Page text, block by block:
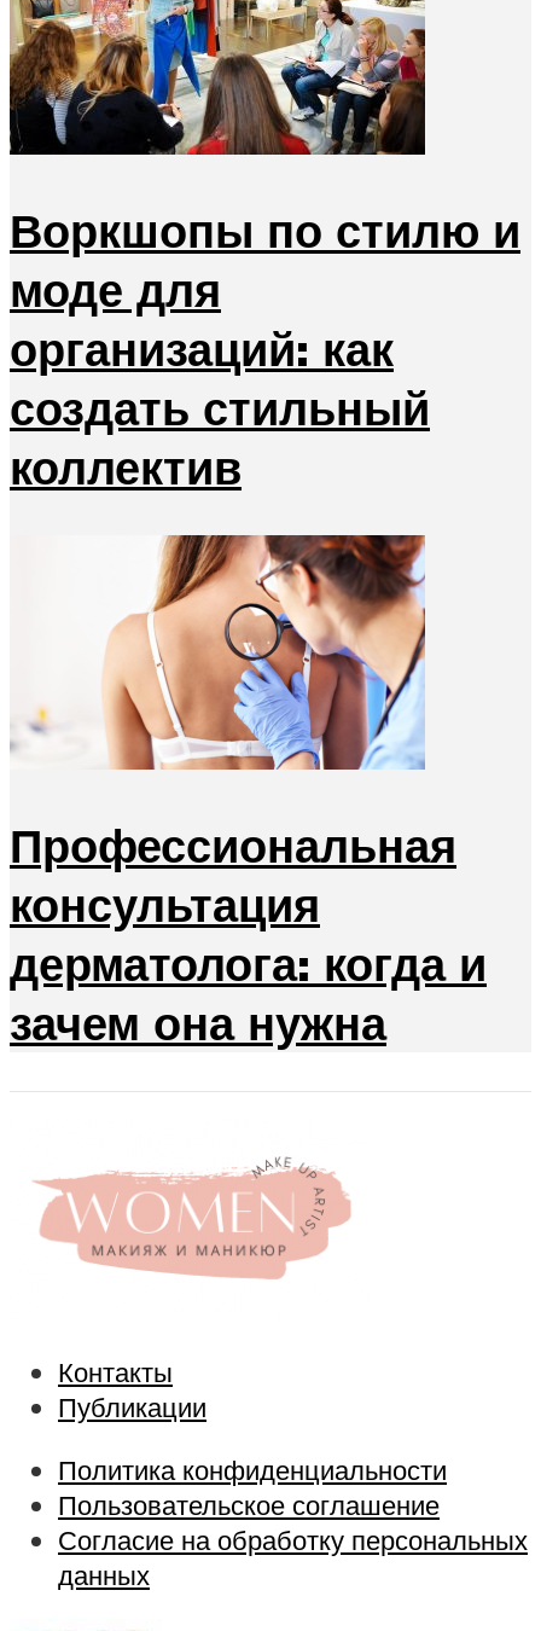
Воркшопы по стилю и
моде для
организаций: как
создать стильный
коллектив
Профессиональная
консультация
дерматолога: когда и
зачем она нужна
Контакты
Публикации
Политика конфиденциальности
Пользовательское соглашение
Согласие на обработку персональных
данных